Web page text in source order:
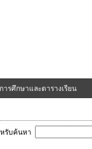
รศึกษาและตารางเรียน
รับค้นหา